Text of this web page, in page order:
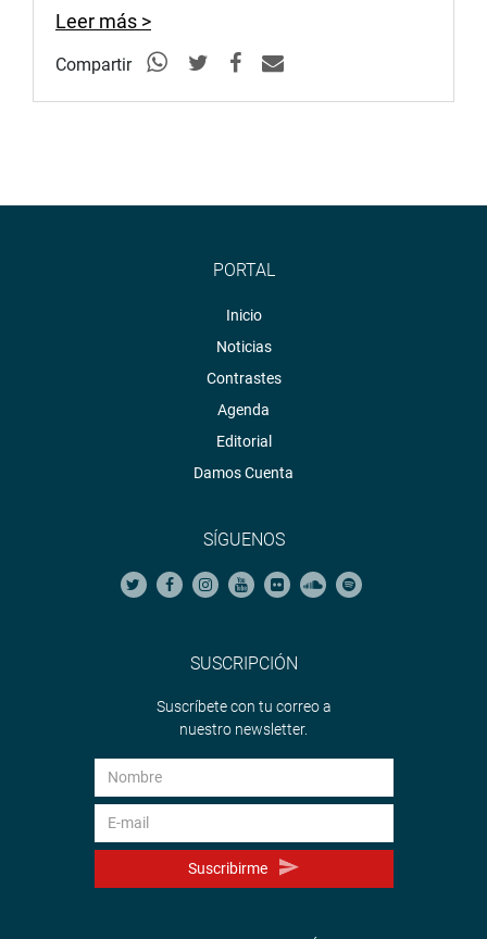
Leer más >
Compartir
PORTAL
Inicio
Noticias
Contrastes
Agenda
Editorial
Damos Cuenta
SÍGUENOS
SUSCRIPCIÓN
Suscríbete con tu correo a
nuestro newsletter.
Suscribirme